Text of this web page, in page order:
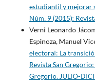
estudiantil y mejorar
Núm. 9 (2015):
Verni Leonardo
Espinoza, Manuel
electoral: La
Revista San
Gregorio. JULIO-